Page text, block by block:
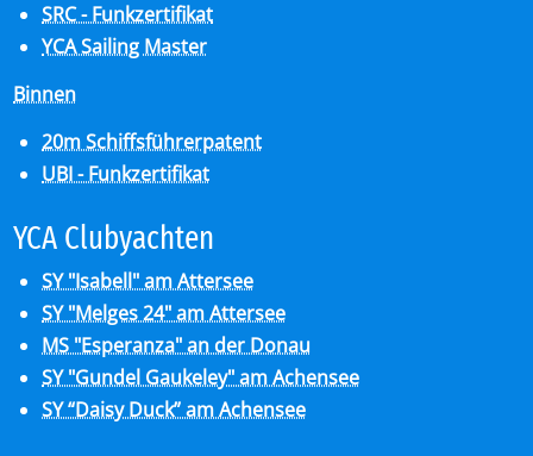
SRC - Funkzertifikat
YCA Sailing Master
Binnen
20m Schiffsführerpatent
UBI - Funkzertifikat
YCA Club­y­ach­ten
SY "Isabell" am Attersee
SY "Melges 24" am Attersee
MS "Esperanza" an der Donau
SY "Gundel Gaukeley" am Achensee
SY “Daisy Duck” am Achensee